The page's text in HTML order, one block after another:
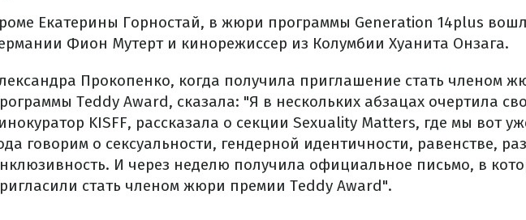
Екатерины Горностай, в жюри программы Generation 14plus
Фион Мутерт и кинорежиссер из Колумбии Хуанита Онзага.
Прокопенко, когда получила приглашение стать членом
Teddy Award, сказала: "Я в нескольких абзацах очертила
KISFF, рассказала о секции Sexuality Matters, где мы вот
говорим о сексуальности, гендерной идентичности, равенстве,
И через неделю получила официальное письмо, в
стать членом жюри премии Teddy Award".